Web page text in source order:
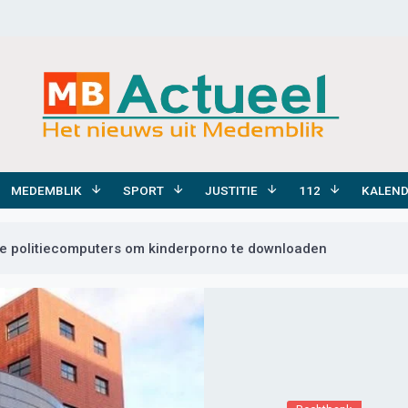
MEDEMBLIK SPORT JUSTITIE 112
politiecomputers om kinderporno te downloaden